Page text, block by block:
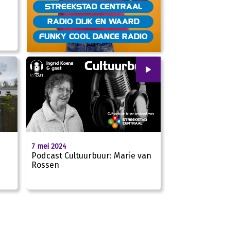
STREEKSTAD CENTRAAL
RADIO DIJK EN WAARD
FUNKY COOL DANCE RADIO
00
7 mei 2024
Podcast Cultuurbuur: Marie van
Rossen